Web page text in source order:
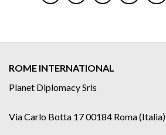
ROME INTERNATIONAL
Planet Diplomacy Srls
Via Carlo Botta 17 00184 Roma (Italia)